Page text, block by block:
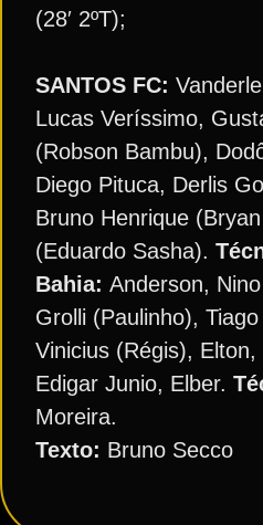
(28′ 2ºT);
SANTOS FC:
Lucas Veríssimo,
(Robson Bambu),
Diego Pituca, Derlis
Bruno Henrique
(Eduardo Sasha).
Bahia: Anderson,
Grolli (Paulinho),
Vinicius (Régis),
Edigar Junio, Elber.
Moreira.
Texto: Bruno Secco